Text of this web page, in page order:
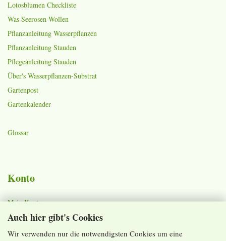
Auch hier gibt's Cookies
Wir verwenden nur die notwendigsten Cookies um eine
Lotosblumen Checkliste
Was Seerosen Wollen
Pflanzanleitung Wasserpflanzen
Pflanzanleitung Stauden
Pflegeanleitung Stauden
Über's Wasserpflanzen-Substrat
Gartenpost
Gartenkalender
Glossar
Konto
Mein Konto
Warenkorb
Merkzettel